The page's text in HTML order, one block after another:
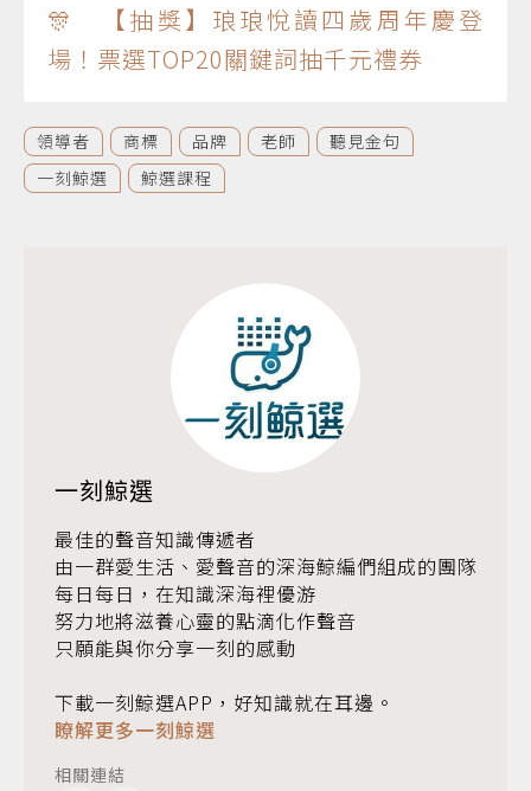
🎊 【抽獎】琅琅悅讀四歲周年慶登
場！票選TOP20關鍵詞抽千元禮券
領導者 商標 品牌 老師
聽見金句
一刻鯨選
鯨選課程
一刻鯨選
最佳的聲音知識傳遞者
由一群愛生活、愛聲音的深海鯨編們組成的團隊
每日每日，在知識深海裡優游
努力地將滋養心靈的點滴化作聲音
只願能與你分享一刻的感動
下載一刻鯨選APP，好知識就在耳邊。
瞭解更多一刻鯨選
相關連結